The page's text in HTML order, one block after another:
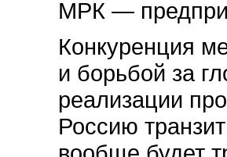
МРК —
Конкуренция
и борьбой за
реализации
Россию